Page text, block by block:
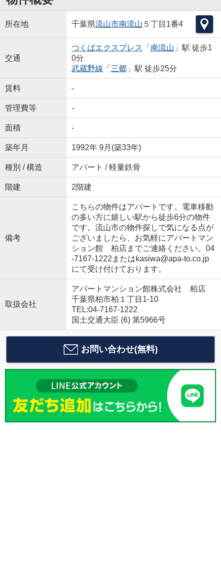
所在地 千葉県流山市南流山 ５丁目1番4
交通
つくばエクスプレス 「 南流山 」駅 徒歩1
0分
武蔵野線 「 三郷」駅 徒歩25分
賃料 -
管理費等 -
面積 -
築年月 1992年 9月(築33年)
種別 / 構造 アパート / 軽量鉄骨
階建 2階建
備考
こちらの物件はアパートです。電車移動
の多い方に嬉しい駅から徒歩6分の物件
です。流山市の物件探しで気になる点が
ございましたら、お気軽にアパートマン
ション館 柏店までご連絡ください。04
-7167-1222またはkasiwa@apa-to.co.jp
にて受け付けております。
取扱会社
アパートマンション館株式会社 柏店
千葉県柏市柏１丁目1-10
TEL:04-7167-1222
国土交通大臣 (6) 第5966号
お問い合わせ(無料)